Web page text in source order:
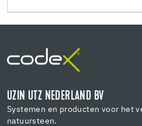
UZIN UTZ NEDERLAND BV
Systemen en producten voor het
natuursteen.